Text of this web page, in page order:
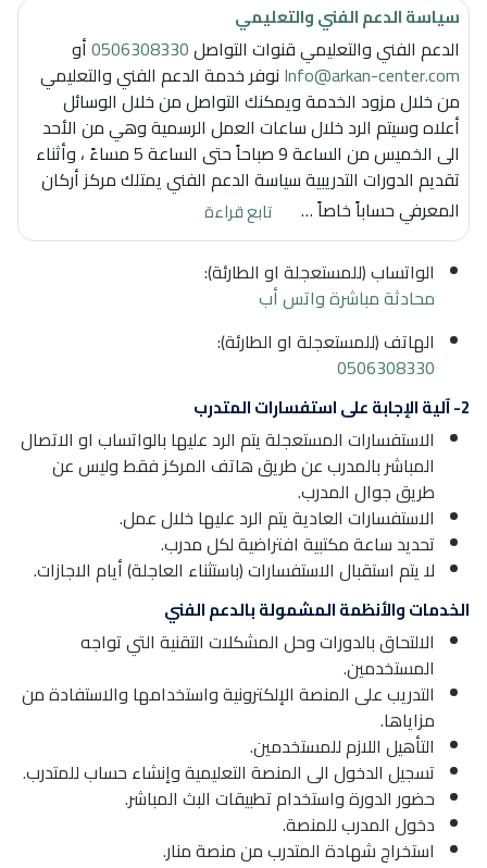
سياسة الدعم الفني والتعليمي
الدعم الفني والتعليمي قنوات التواصل0506308330أو
Info@arkan-center.com نوفر خدمة الدعم الفني والتعليمي
من خلال مزود الخدمة ويمكنك التواصل من خلال الوسائل
أعلاه وسيتم الرد خلال ساعات العمل الرسمية وهي من الأحد
الى الخميس من الساعة 9 صباحاً حتى الساعة 5 مساءً ، وأثناء
تقديم الدورات التدريبية سياسة الدعم الفني يمتلك مركز أركان
المعرفي حساباً خاصاً …
تابع قراءةسياسة الدعم الفني والتعليمي
الواتساب (للمستعجلة او الطارئة):
محادثة مباشرة واتس أب
الهاتف (للمستعجلة او الطارئة):
0506308330
2- آلية الإجابة على استفسارات المتدرب
الاستفسارات المستعجلة يتم الرد عليها بالواتساب او الاتصال
المباشر بالمدرب عن طريق هاتف المركز فقط وليس عن
طريق جوال المدرب.
الاستفسارات العادية يتم الرد عليها خلال عمل.
تحديد ساعة مكتبية افتراضية لكل مدرب.
لا يتم استقبال الاستفسارات (باستثناء العاجلة) أيام الاجازات.
الخدمات والأنظمة المشمولة بالدعم الفني
الالتحاق بالدورات وحل المشكلات التقنية التي تواجه
المستخدمين.
التدريب على المنصة الإلكترونية واستخدامها والاستفادة من
مزاياها.
التأهيل اللازم للمستخدمين.
تسجيل الدخول الى المنصة التعليمية وإنشاء حساب للمتدرب.
حضور الدورة واستخدام تطبيقات البث المباشر.
دخول المدرب للمنصة.
استخراج شهادة المتدرب من منصة منار.